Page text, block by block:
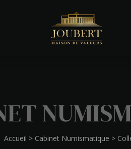
Accueil > Cabinet Numismatique >